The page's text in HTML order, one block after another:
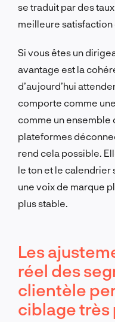
se traduit par des
meilleure satisfaction
Si vous êtes un
avantage est la
d’aujourd’hui
comporte comme
comme un ensemble
plateformes
rend cela possible.
le ton et le calendrier
une voix de marque
plus stable.
Les
réel des
clientèle
ciblage